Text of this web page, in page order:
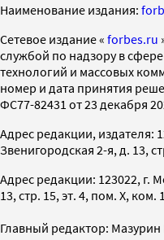
Наименование издания:
Cетевое издание « forbes.ru
службой по надзору в
технологий и массовых
номер и дата принятия
ФС77-82431 от 23 декабря
Адрес редакции, издателя:
Звенигородская 2-я, д. 13,
Адрес редакции: 123022, г.
13, стр. 15, эт. 4, пом. X, ком. 1
Главный редактор: